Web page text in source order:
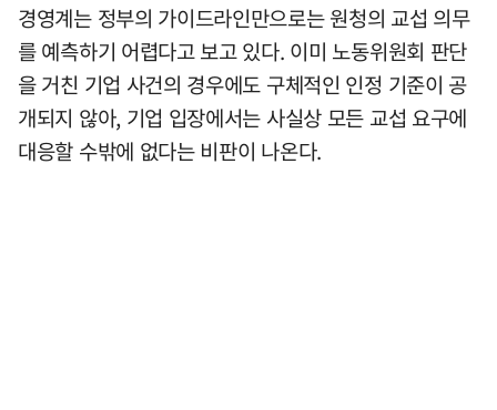
경영계는 정부의 가이드라인만으로는 원청의 교섭 의무
를 예측하기 어렵다고 보고 있다. 이미 노동위원회 판단
을 거친 기업 사건의 경우에도 구체적인 인정 기준이 공
개되지 않아, 기업 입장에서는 사실상 모든 교섭 요구에
대응할 수밖에 없다는 비판이 나온다.